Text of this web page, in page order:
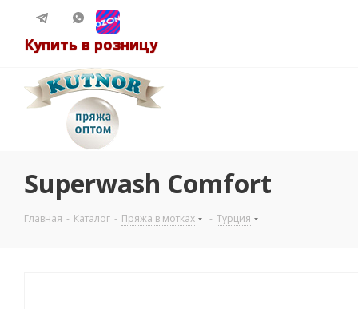
Купить в розницу
Superwash Comfort
Главная - Каталог - Пряжа в мотках - Турция